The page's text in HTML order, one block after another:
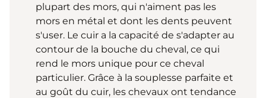
plupart des mors, qui n'aiment pas les
mors en métal et dont les dents peuvent
s'user. Le cuir a la capacité de s'adapter au
contour de la bouche du cheval, ce qui
rend le mors unique pour ce cheval
particulier. Grâce à la souplesse parfaite et
au goût du cuir, les chevaux ont tendance